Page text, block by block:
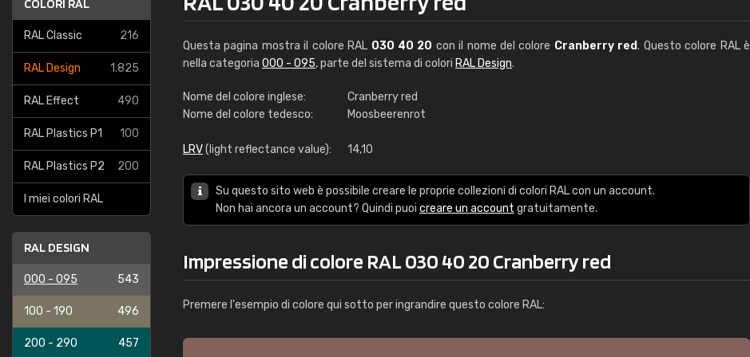
COLORI RAL
RAL Classic 216
RAL Design 1.825
RAL Effect 490
RAL Plastics P1 100
RAL Plastics P2 200
I miei colori RAL
RAL DESIGN
000 - 095 543
100 - 190 496
200 - 290 457
Questa pagina mostra il colore RAL 030 40 20 con il nome del colore Cranberry red. Questo colore RAL è
nella categoria 000 - 095, parte del sistema di colori RAL Design.
Nome del colore inglese:
Cranberry red
Nome del colore tedesco:
Moosbeerenrot
LRV(light reflectance value): 14,10
Su questo sito web è possibile creare le proprie collezioni di colori RAL con un account.
Non hai ancora un account? Quindi puoi creare un account gratuitamente.
Impressione di colore RAL 030 40 20 Cranberry red
Premere l'esempio di colore qui sotto per ingrandire questo colore RAL:
RAL K7 a base d'acqua